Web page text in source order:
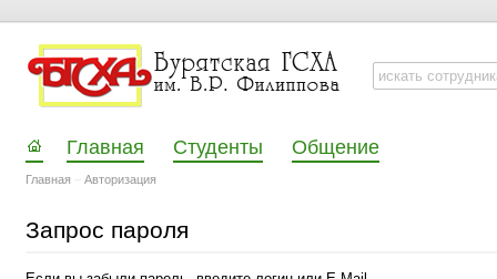
Главная Студенты Общение
Главная Авторизация
Запрос пароля